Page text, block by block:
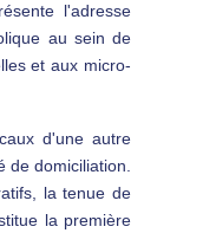
l'adresse
au sein de
et aux micro-
d'une autre
domiciliation.
la tenue de
la première